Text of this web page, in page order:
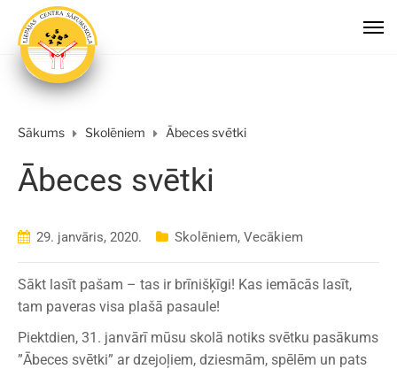
Sākums Skolēniem Ābeces svētki
Ābeces svētki
29. janvāris, 2020. Skolēniem, Vecākiem
Sākt lasīt pašam – tas ir brīnišķīgi! Kas iemācās lasīt,
tam paveras visa plašā pasaule!
Piektdien, 31. janvārī mūsu skolā notiks svētku pasākums
”Ābeces svētki” ar dzejoļiem, dziesmām, spēlēm un pats